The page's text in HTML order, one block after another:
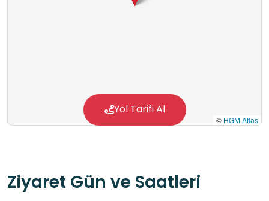
© HGM Atlas
Yol Tarifi Al
Ziyaret Gün ve Saatleri